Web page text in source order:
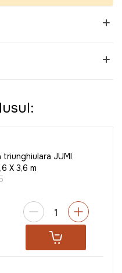
triunghiulara JUMI
X 3,6 m